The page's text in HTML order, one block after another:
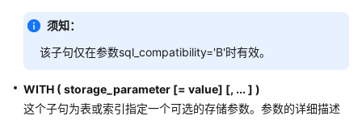
POOL
ALTER
ALTER
须知：
该子句仅在参数sql_compatibility='B'时有效。
WITH ( storage_parameter [= value] [, ... ] )
这个子句为表或索引指定一个可选的存储参数。参数的详细描述